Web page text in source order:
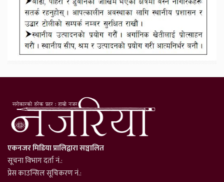
एकनजर मिडिया प्रालिद्वारा सञ्चालित
सूचना विभाग दर्ता नं.:
प्रेस काउन्सिल सूचिकरण नं.: